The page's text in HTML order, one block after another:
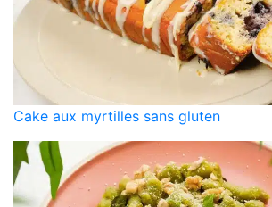
Cake aux myrtilles sans gluten